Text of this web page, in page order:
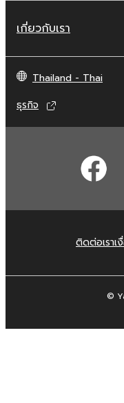
เกี่ยวกับเรา
Thailand - Thai
ธุรกิจ
ติดต่อเราเ
©